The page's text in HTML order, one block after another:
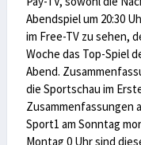
Abendspiel um 20:30
im Free-TV zu sehen,
Woche das Top-Spiel
Abend.
die Sportschau im
Zusammenfassungen
Sport1 am Sonntag
Montag 0 Uhr sind